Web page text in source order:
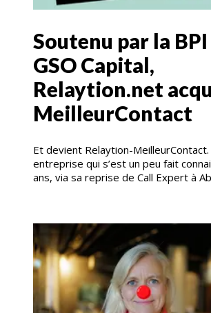
Soutenu par la
GSO Capital,
Relaytion.net
MeilleurContact
Et devient Relaytion-
entreprise qui s’est un peu fait
ans, via sa reprise de Call Expert à